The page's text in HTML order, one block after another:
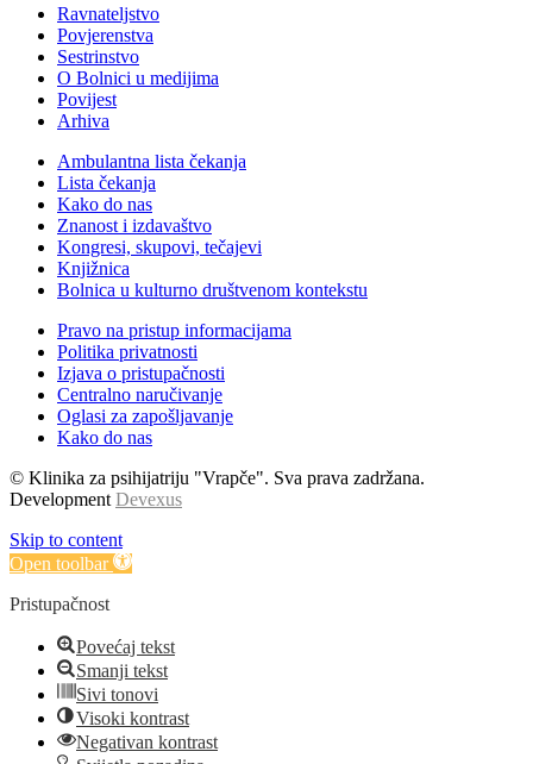
Ravnateljstvo
Povjerenstva
Sestrinstvo
O Bolnici u medijima
Povijest
Arhiva
Ambulantna lista čekanja
Lista čekanja
Kako do nas
Znanost i izdavaštvo
Kongresi, skupovi, tečajevi
Knjižnica
Bolnica u kulturno društvenom kontekstu
Pravo na pristup informacijama
Politika privatnosti
Izjava o pristupačnosti
Centralno naručivanje
Oglasi za zapošljavanje
Kako do nas
© Klinika za psihijatriju "Vrapče". Sva prava zadržana.
Development Devexus
Skip to content
Open toolbar
Pristupačnost
Povećaj tekst
Smanji tekst
Sivi tonovi
Visoki kontrast
Negativan kontrast